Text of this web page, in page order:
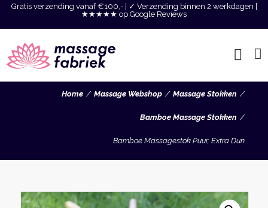
Gratis verzending vanaf €100,- | ✓ Verzending binnen 2 werkdagen |
★★★★★ op Google Reviews
Home Massage Webshop Massage Stokken
Bamboe Massage Stokken
Bamboe Massagestok Puur, Extra Dun